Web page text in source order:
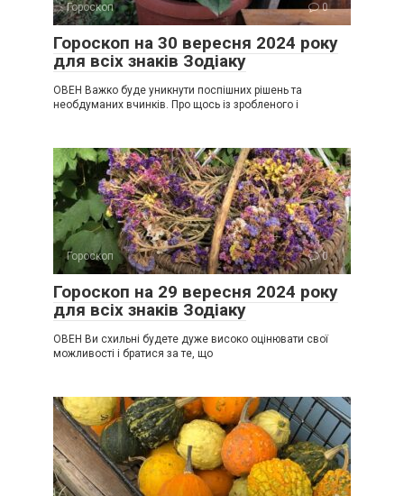
Гороскоп 0
Гороскоп на 30 вересня 2024 року
для всіх знаків Зодіаку
ОВЕН Важко буде уникнути поспішних рішень та
необдуманих вчинків. Про щось із зробленого і
Гороскоп 0
Гороскоп на 29 вересня 2024 року
для всіх знаків Зодіаку
ОВЕН Ви схильні будете дуже високо оцінювати свої
можливості і братися за те, що